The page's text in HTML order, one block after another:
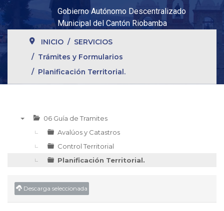
Gobierno Autónomo Descentralizado
Municipal del Cantón Riobamba
INICIO
SERVICIOS
Trámites y Formularios
Planificación Territorial.
06 Guía de Tramites
Avalúos y Catastros
Control Territorial
Planificación Territorial.
Descarga seleccionada